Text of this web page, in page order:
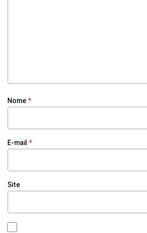
Nome*
E-mail *
Site